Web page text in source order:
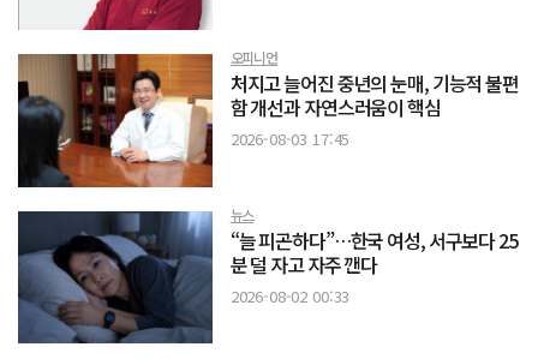
오피니언
처지고 늘어진 중년의 눈매, 기능적 불편
함 개선과 자연스러움이 핵심
2026-08-03 17:45
뉴스
“늘 피곤하다”…한국 여성, 서구보다 25
분 덜 자고 자주 깬다
2026-08-02 00:33